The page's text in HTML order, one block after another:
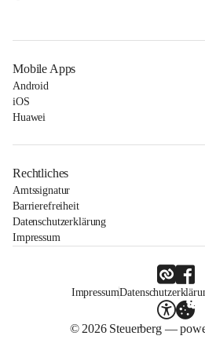
Mobile Apps
Android
iOS
Huawei
Rechtliches
Amtssignatur
Barrierefreiheit
Datenschutzerklärung
Impressum
Impressum
© 2026 Steuerberg —